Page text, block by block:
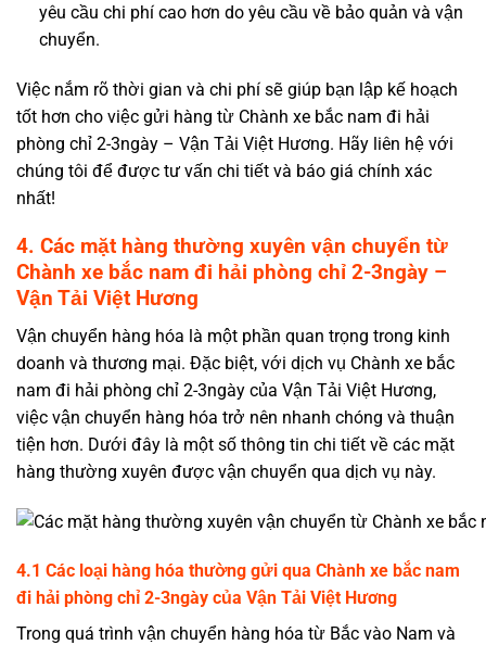
yêu cầu chi phí cao hơn do yêu cầu về bảo quản và vận
chuyển.
Việc nắm rõ thời gian và chi phí sẽ giúp bạn lập kế hoạch
tốt hơn cho việc gửi hàng từ Chành xe bắc nam đi hải
phòng chỉ 2-3ngày – Vận Tải Việt Hương. Hãy liên hệ với
chúng tôi để được tư vấn chi tiết và báo giá chính xác
nhất!
4. Các mặt hàng thường xuyên vận chuyển từ
Chành xe bắc nam đi hải phòng chỉ 2-3ngày –
Vận Tải Việt Hương
Vận chuyển hàng hóa là một phần quan trọng trong kinh
doanh và thương mại. Đặc biệt, với dịch vụ Chành xe bắc
nam đi hải phòng chỉ 2-3ngày của Vận Tải Việt Hương,
việc vận chuyển hàng hóa trở nên nhanh chóng và thuận
tiện hơn. Dưới đây là một số thông tin chi tiết về các mặt
hàng thường xuyên được vận chuyển qua dịch vụ này.
4.1 Các loại hàng hóa thường gửi qua Chành xe bắc nam
đi hải phòng chỉ 2-3ngày của Vận Tải Việt Hương
Trong quá trình vận chuyển hàng hóa từ Bắc vào Nam và